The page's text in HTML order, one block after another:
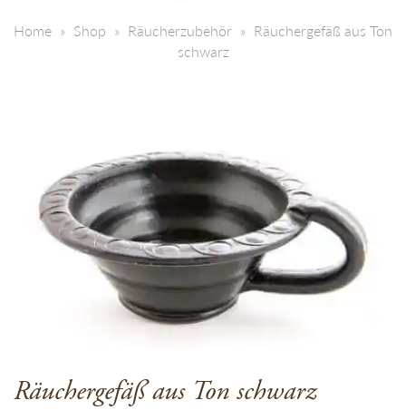
Home Shop Räucherzubehör
Räuchergefäß aus Ton
schwarz
Räuchergefäß aus Ton schwarz